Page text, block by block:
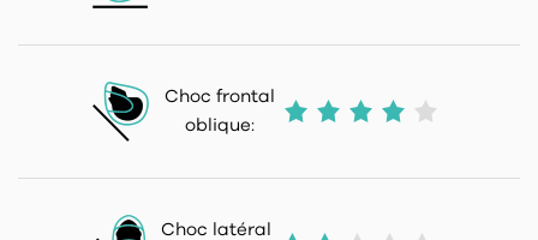
Choc frontal
oblique:
Choc latéral